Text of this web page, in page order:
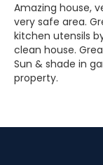
Amazing house,
very safe area.
kitchen utensils
clean house.
Sun & shade in
property.